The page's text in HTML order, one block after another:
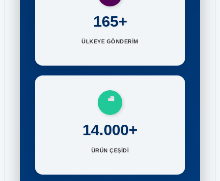
165+
ÜLKEYE GÖNDERİM
14.000+
ÜRÜN ÇEŞİDİ